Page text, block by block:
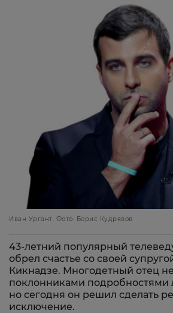
Иван Ургант. Фото: Борис Кудрявов
43-летний популярный
обрел счастье со своей
Кикнадзе. Многодетный отец
поклонниками подробностями
но сегодня он решил сделать
исключение.